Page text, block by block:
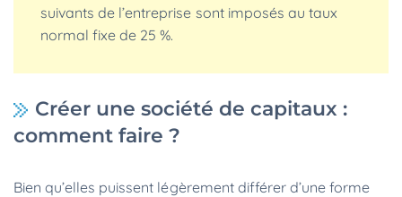
suivants de l’entreprise sont imposés au taux
normal fixe de 25 %.
Créer une société de capitaux :
comment faire ?
Bien qu’elles puissent légèrement différer d’une forme